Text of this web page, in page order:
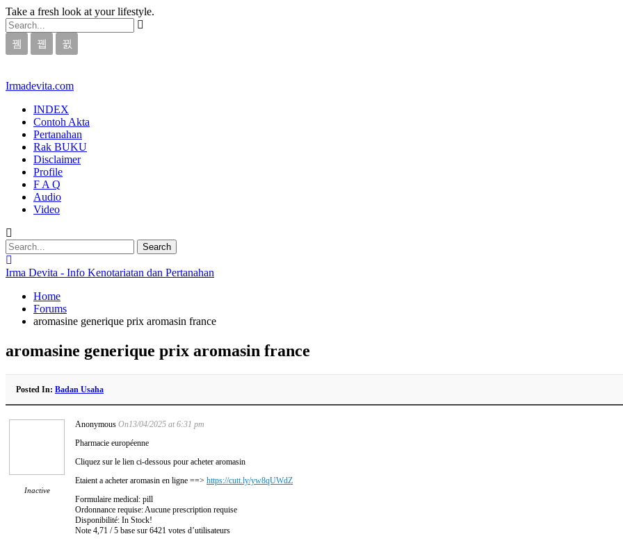
Take a fresh look at your lifestyle.
Irmadevita.com
INDEX
Contoh Akta
Pertanahan
Rak BUKU
Disclaimer
Profile
F A Q
Audio
Video
Irma Devita - Info Kenotariatan dan Pertanahan
Home
Forums
aromasine generique prix aromasin france
aromasine generique prix aromasin france
Posted In: Badan Usaha
Inactive
Anonymous On13/04/2025 at 6:31 pm
Pharmacie européenne
Cliquez sur le lien ci-dessous pour acheter aromasin
Etaient a acheter aromasin en ligne ==> https://cutt.ly/yw8qUWdZ
Formulaire medical: pill
Ordonnance requise: Aucune prescription requise
Disponibilité: In Stock!
Note 4,71 / 5 base sur 6421 votes d’utilisateurs